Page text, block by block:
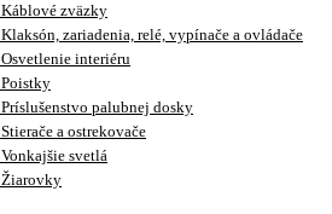
Káblové zväzky
Klaksón, zariadenia, relé, vypínače a ovládače
Osvetlenie interiéru
Poistky
Príslušenstvo palubnej dosky
Stierače a ostrekovače
Vonkajšie svetlá
Žiarovky